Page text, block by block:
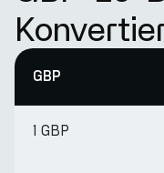
GBP
1 GBP